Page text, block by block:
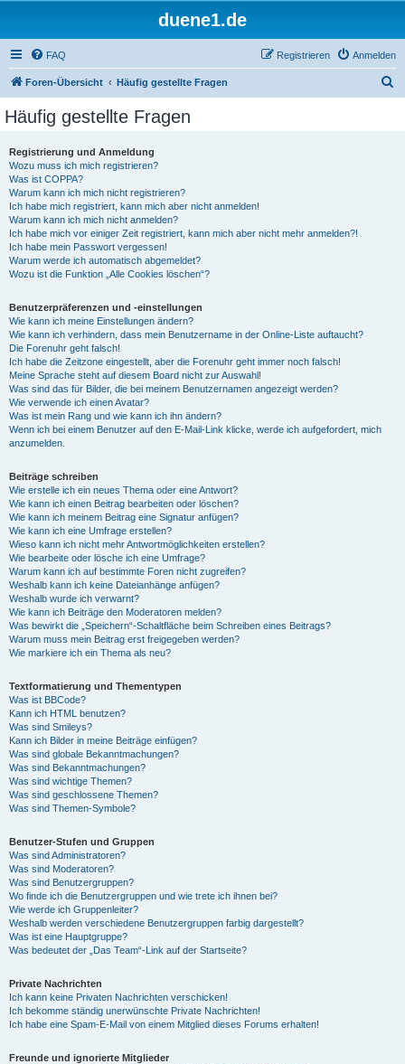
duene1.de
FAQ Anmelden
Registrieren
Foren-Übersicht Häufig gestellte Fragen
Häufig gestellte Fragen
Registrierung und Anmeldung
Wozu muss ich mich registrieren?
Was ist COPPA?
Warum kann ich mich nicht registrieren?
Ich habe mich registriert, kann mich aber nicht anmelden!
Warum kann ich mich nicht anmelden?
Ich habe mich vor einiger Zeit registriert, kann mich aber nicht mehr anmelden?!
Ich habe mein Passwort vergessen!
Warum werde ich automatisch abgemeldet?
Wozu ist die Funktion „Alle Cookies löschen“?
Benutzerpräferenzen und -einstellungen
Wie kann ich meine Einstellungen ändern?
Wie kann ich verhindern, dass mein Benutzername in der Online-Liste auftaucht?
Die Forenuhr geht falsch!
Ich habe die Zeitzone eingestellt, aber die Forenuhr geht immer noch falsch!
Meine Sprache steht auf diesem Board nicht zur Auswahl!
Was sind das für Bilder, die bei meinem Benutzernamen angezeigt werden?
Wie verwende ich einen Avatar?
Was ist mein Rang und wie kann ich ihn ändern?
Wenn ich bei einem Benutzer auf den E-Mail-Link klicke, werde ich aufgefordert, mich
anzumelden.
Beiträge schreiben
Wie erstelle ich ein neues Thema oder eine Antwort?
Wie kann ich einen Beitrag bearbeiten oder löschen?
Wie kann ich meinem Beitrag eine Signatur anfügen?
Wie kann ich eine Umfrage erstellen?
Wieso kann ich nicht mehr Antwortmöglichkeiten erstellen?
Wie bearbeite oder lösche ich eine Umfrage?
Warum kann ich auf bestimmte Foren nicht zugreifen?
Weshalb kann ich keine Dateianhänge anfügen?
Weshalb wurde ich verwarnt?
Wie kann ich Beiträge den Moderatoren melden?
Was bewirkt die „Speichern“-Schaltfläche beim Schreiben eines Beitrags?
Warum muss mein Beitrag erst freigegeben werden?
Wie markiere ich ein Thema als neu?
Textformatierung und Thementypen
Was ist BBCode?
Kann ich HTML benutzen?
Was sind Smileys?
Kann ich Bilder in meine Beiträge einfügen?
Was sind globale Bekanntmachungen?
Was sind Bekanntmachungen?
Was sind wichtige Themen?
Was sind geschlossene Themen?
Was sind Themen-Symbole?
Benutzer-Stufen und Gruppen
Was sind Administratoren?
Was sind Moderatoren?
Was sind Benutzergruppen?
Wo finde ich die Benutzergruppen und wie trete ich ihnen bei?
Wie werde ich Gruppenleiter?
Weshalb werden verschiedene Benutzergruppen farbig dargestellt?
Was ist eine Hauptgruppe?
Was bedeutet der „Das Team“-Link auf der Startseite?
Private Nachrichten
Ich kann keine Privaten Nachrichten verschicken!
Ich bekomme ständig unerwünschte Private Nachrichten!
Ich habe eine Spam-E-Mail von einem Mitglied dieses Forums erhalten!
Freunde und ignorierte Mitglieder